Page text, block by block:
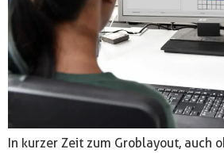
In kurzer Zeit zum Groblayout, auch